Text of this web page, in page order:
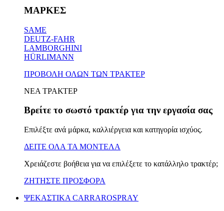
ΜΑΡΚΕΣ
SAME
DEUTZ-FAHR
LAMBORGHINI
HÜRLIMANN
ΠΡΟΒΟΛΗ ΟΛΩΝ ΤΩΝ ΤΡΑΚΤΕΡ
ΝΕΑ ΤΡΑΚΤΕΡ
Βρείτε το σωστό τρακτέρ για την εργασία σας
Επιλέξτε ανά μάρκα, καλλιέργεια και κατηγορία ισχύος.
ΔΕΙΤΕ ΟΛΑ ΤΑ ΜΟΝΤΕΛΑ
Χρειάζεστε βοήθεια για να επιλέξετε το κατάλληλο τρακτέρ;
ΖΗΤΗΣΤΕ ΠΡΟΣΦΟΡΑ
ΨΕΚΑΣΤΙΚΑ CARRAROSPRAY